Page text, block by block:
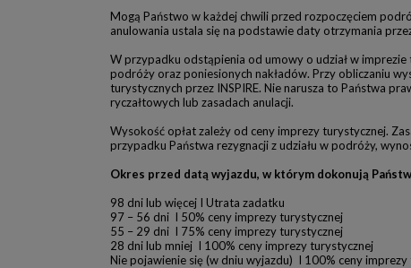
Mogą Państwo w każdej chwili przed rozpoczęciem
anulowania ustala się na podstawie daty otrzymania
W przypadku odstąpienia od umowy o udział w
podróży oraz poniesionych nakładów. Przy obliczaniu
turystycznych przez INSPIRE. Nie narusza to Państwa
ryczałtowych lub zasadach anulacji.
Wysokość opłat zależy od ceny imprezy turystycznej.
przypadku Państwa rezygnacji z udziału w podróży,
Okres przed datą wyjazdu, w którym dokonują
98 dni lub więcej I Utrata zadatku
97 – 56 dni I 50% ceny imprezy turystycznej
55 – 29 dni I 75% ceny imprezy turystycznej
28 dni lub mniej I 100% ceny imprezy turystycznej
Nie pojawienie się (w dniu wyjazdu) I 100% ceny